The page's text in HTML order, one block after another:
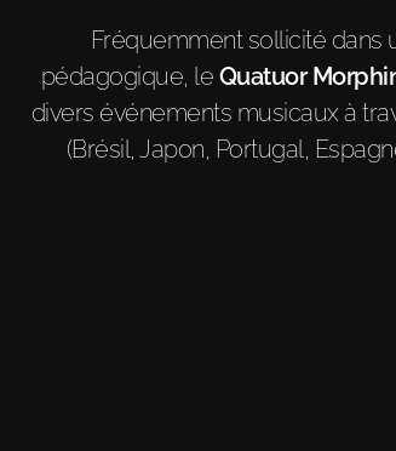
Fréquemment sollicité dans
pédagogique, le Quatuor
divers événements musicaux à
(Brésil, Japon, Portugal,